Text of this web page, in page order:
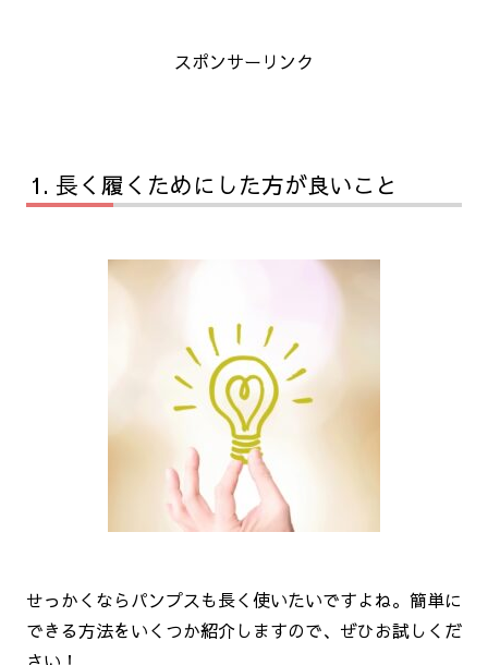
スポンサーリンク
長く履くためにした方が良いこと
せっかくならパンプスも長く使いたいですよね。簡単に
できる方法をいくつか紹介しますので、ぜひお試しくだ